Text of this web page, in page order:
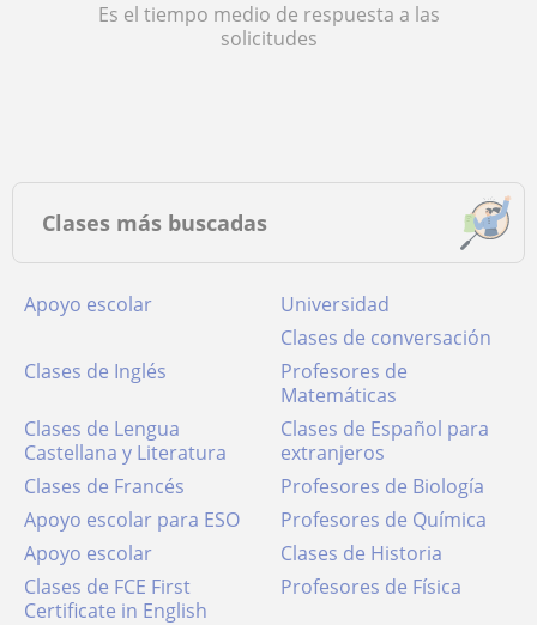
Es el tiempo medio de respuesta a las
solicitudes
Clases más buscadas
Apoyo escolar
Universidad
Clases de conversación
Clases de Inglés
Profesores de
Matemáticas
Clases de Lengua
Castellana y Literatura
Clases de Español para
extranjeros
Clases de Francés
Profesores de Biología
Apoyo escolar para ESO
Profesores de Química
Apoyo escolar
Clases de Historia
Clases de FCE First
Certificate in English
Profesores de Física